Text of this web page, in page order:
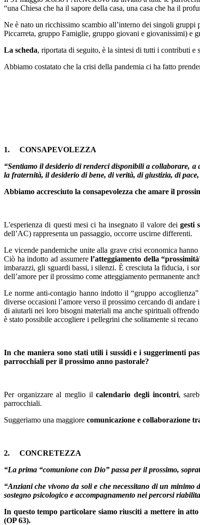
“una Chiesa che ha il sapore della casa, una casa che ha il
Ne è nato un ricchissimo scambio all’interno dei singoli
Piccarreta, gruppo Famiglie, gruppo giovani e giovanissimi) e
La scheda, riportata di seguito, è la sintesi di tutti i contributi e
Abbiamo costatato che la crisi della pandemia ci ha fatto
1. CONSAPEVOLEZZA
“Sentiamo il desiderio di renderci disponibili a collaborare,
la fraternità, il desiderio di bene, di verità, di giustizia, di
Abbiamo accresciuto la consapevolezza che amare il
L'esperienza di questi mesi ci ha insegnato il valore deigesti
dell’AC) rappresenta un passaggio, occorre uscirne differenti.
Le vicende pandemiche unite alla grave crisi economica
Ciò ha indotto ad assumerel’atteggiamento della
imbarazzi, gli sguardi bassi, i silenzi. È cresciuta la fiducia, i
dell’amore per il prossimo come atteggiamento permanente
Le norme anti-contagio hanno indotto il “gruppo
diverse occasioni l’amore verso il prossimo cercando di
di aiutarli nei loro bisogni materiali ma anche spirituali offrendo
è stato possibile accogliere i pellegrini che solitamente si
In che maniera sono stati utili i sussidi e i suggerimenti
parrocchiali per il prossimo anno pastorale?
Per organizzare al meglio ilcalendario degli incontri,
parrocchiali.
Suggeriamo una maggiore comunicazione e collaborazione
2. CONCRETEZZA
“La prima “comunione con Dio” passa per il prossimo,
“Anziani che vivono da soli e che necessitano di un minimo
sostegno psicologico e accompagnamento nei percorsi
In questo tempo particolare siamo riusciti a mettere in
(OP 63).